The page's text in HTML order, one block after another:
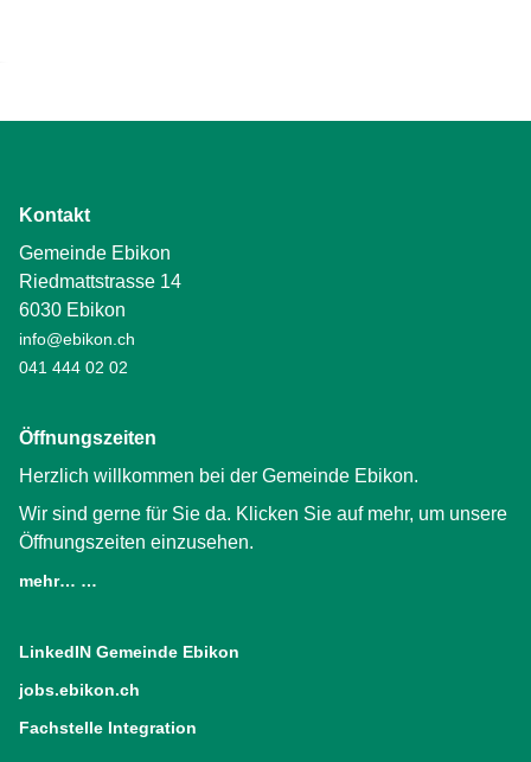
Kontakt
Gemeinde Ebikon
Riedmattstrasse 14
6030 Ebikon
info@ebikon.ch
041 444 02 02
Öffnungszeiten
Herzlich willkommen bei der Gemeinde Ebikon.
Wir sind gerne für Sie da. Klicken Sie auf mehr, um unsere
Öffnungszeiten einzusehen.
mehr… …
LinkedIN Gemeinde Ebikon
jobs.ebikon.ch
Fachstelle Integration